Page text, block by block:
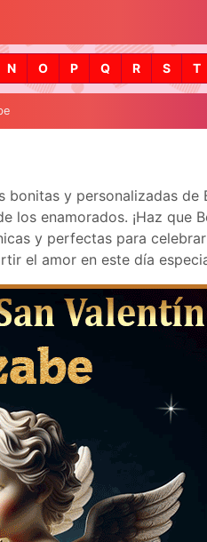
N O P Q R S T
bonitas y personalizadas
los enamorados. ¡Haz que
y perfectas para
el amor en este día